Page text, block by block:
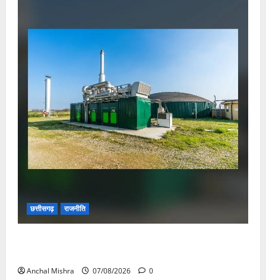
छत्तीसगढ़ राजनीति
Anchal Mishra 07/08/2026 0